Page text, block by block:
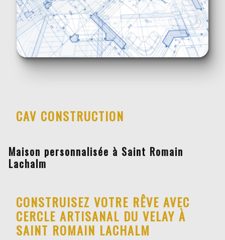
CAV CONSTRUCTION
Maison personnalisée à Saint Romain
Lachalm
CONSTRUISEZ VOTRE RÊVE AVEC
CERCLE ARTISANAL DU VELAY À
SAINT ROMAIN LACHALM